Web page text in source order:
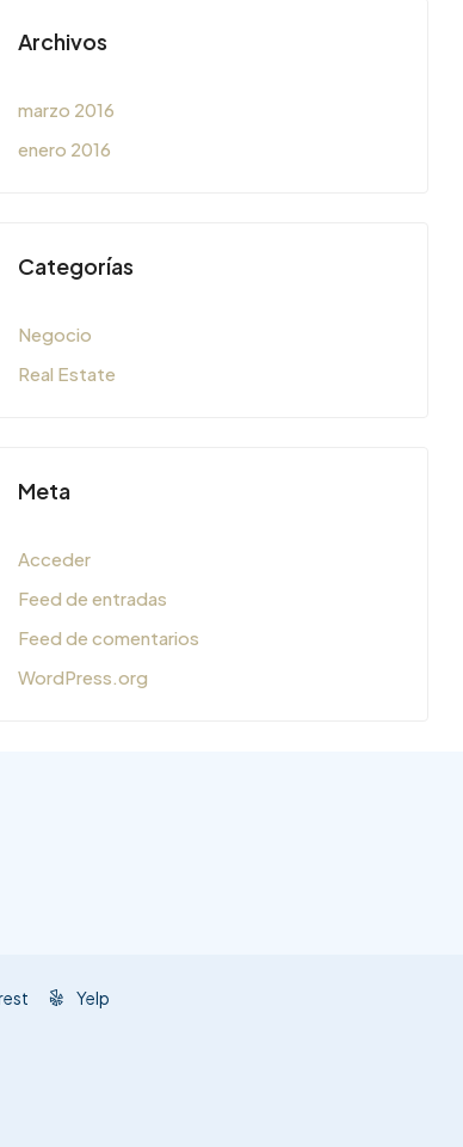
Archivos
marzo 2016
enero 2016
Categorías
Negocio
Real Estate
Meta
Acceder
Feed de entradas
Feed de comentarios
WordPress.org
Yelp